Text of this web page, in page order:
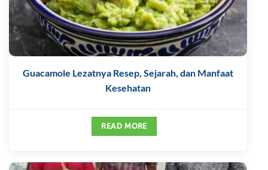
Guacamole Lezatnya Resep, Sejarah, dan Manfaat
Kesehatan
READ MORE